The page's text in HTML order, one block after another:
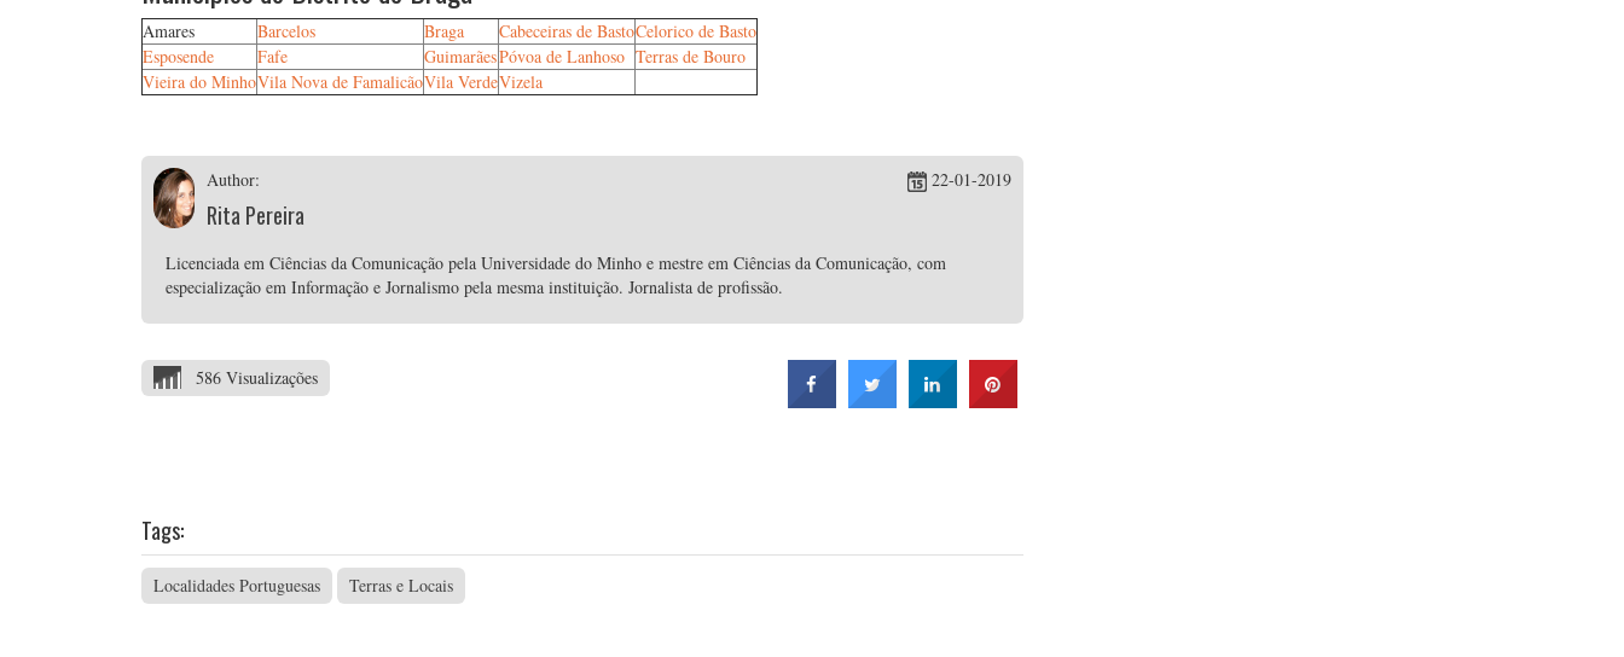
Amares Barcelos Braga Cabeceiras de BastoCelorico de Basto
Esposende
Fafe GuimarãesPóvoa de Lanhoso Terras de Bouro
Vieira do MinhoVila Nova de FamalicãoVila VerdeVizela
Author:
Rita Pereira
22-01-2019
Licenciada em Ciências da Comunicação pela Universidade do Minho e mestre em Ciências da Comunicação, com
especialização em Informação e Jornalismo pela mesma instituição. Jornalista de profissão.
586 Visualizações
Tags:
Localidades Portuguesas Terras e Locais